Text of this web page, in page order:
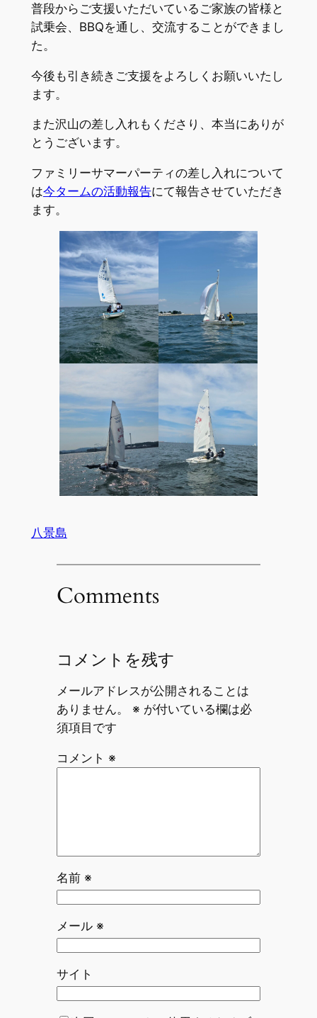
普段からご支援いただいているご家族の皆様と
試乗会、BBQを通し、交流することができまし
た。
今後も引き続きご支援をよろしくお願いいたし
ます。
また沢山の差し入れもくださり、本当にありが
とうございます。
ファミリーサマーパーティの差し入れについて
は今タームの活動報告にて報告させていただき
ます。
八景島
Comments
コメントを残す
メールアドレスが公開されることは
ありません。
※ が付いている欄は必
須項目です
コメント ※
名前 ※
メール ※
サイト